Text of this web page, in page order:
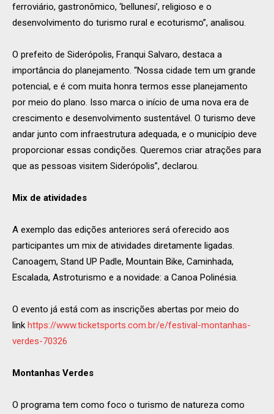
ferroviário, gastronômico, ‘bellunesi’, religioso e o
desenvolvimento do turismo rural e ecoturismo”, analisou.
O prefeito de Siderópolis, Franqui Salvaro, destaca a
importância do planejamento. “Nossa cidade tem um grande
potencial, e é com muita honra termos esse planejamento
por meio do plano. Isso marca o início de uma nova era de
crescimento e desenvolvimento sustentável. O turismo deve
andar junto com infraestrutura adequada, e o município deve
proporcionar essas condições. Queremos criar atrações para
que as pessoas visitem Siderópolis”, declarou.
Mix de atividades
A exemplo das edições anteriores será oferecido aos
participantes um mix de atividades diretamente ligadas.
Canoagem, Stand UP Padle, Mountain Bike, Caminhada,
Escalada, Astroturismo e a novidade: a Canoa Polinésia.
O evento já está com as inscrições abertas por meio do
link https://www.ticketsports.com.br/e/festival-montanhas-
verdes-70326
Montanhas Verdes
O programa tem como foco o turismo de natureza como